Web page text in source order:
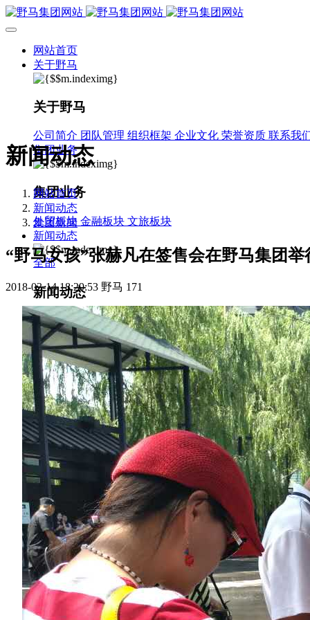
网站首页
关于野马
关于野马
公司简介 团队管理 组织框架 企业文化 荣誉资质 联系我
集团业务
集团业务
外贸板块 金融板块 文旅板块
新闻动态
全部
新闻动态
集团新闻
媒体报道
往来名人
人才招聘
人才招聘
人才理念
人才招聘
社会招聘 校园招聘
视觉文化
全部
视觉文化
汗血马助力新疆文旅
伊犁州霍城古城巡游
北屯市185团巡游 伊犁霍城县晃晃
园区风采
野马美术馆 陨石 胡杨 硅化木 客房 园区 汗血马基地
精彩视频
丝路驿站·野马激光秀 寻味腊八 欢聚暖冬
新闻动态
网站首页
新闻动态
集团新闻
“野马女孩”张赫凡在签售会在野马集团举
2018-03-14 18:29:53 野马 171